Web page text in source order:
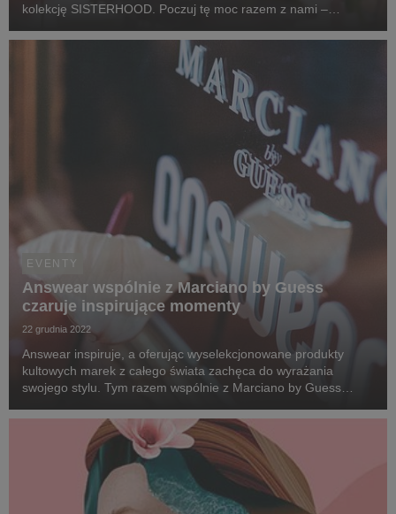
kolekcję SISTERHOOD. Poczuj tę moc razem z nami –
EVENTY
Answear wspólnie z Marciano by Guess
czaruje inspirujące momenty
22 grudnia 2022
Answear inspiruje, a oferując wyselekcjonowane produkty
kultowych marek z całego świata zachęca do wyrażania
swojego stylu. Tym razem wspólnie z Marciano by Guess
atmosfera przeplatała się z elegancją i zmysłowością, odd...